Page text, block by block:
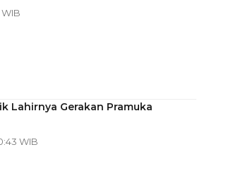
Lahirnya Gerakan Pramuka
WIB